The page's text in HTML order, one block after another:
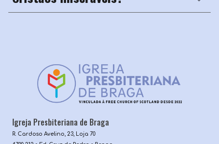
Igreja Presbiteriana de Braga
R. Cardoso Avelino, 23, Loja 70